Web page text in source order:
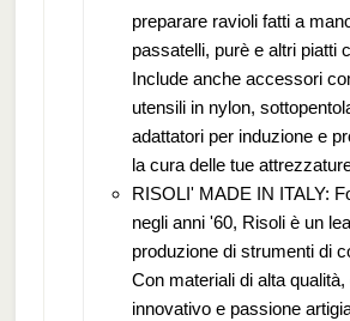
preparare ravioli fatti a
passatelli, purè e altri piatti
Include anche accessori
utensili in nylon,
adattatori per induzione e
la cura delle tue
RISOLI' MADE IN ITALY:
negli anni '60, Risoli è un
produzione di strumenti di
Con materiali di alta qualità,
innovativo e passione